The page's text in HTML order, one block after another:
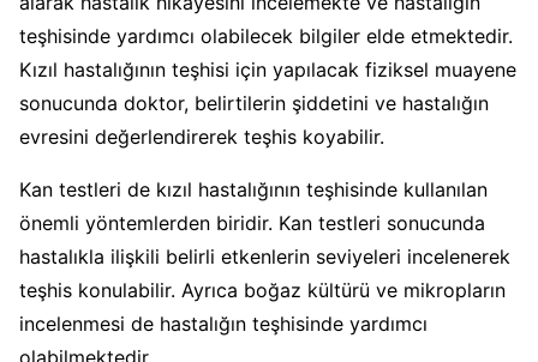
teşhisinde yardımcı olabilecek bilgiler elde etmektedir.
Kızıl hastalığının teşhisi için yapılacak fiziksel muayene
sonucunda doktor, belirtilerin şiddetini ve hastalığın
evresini değerlendirerek teşhis koyabilir.
Kan testleri de kızıl hastalığının teşhisinde kullanılan
önemli yöntemlerden biridir. Kan testleri sonucunda
hastalıkla ilişkili belirli etkenlerin seviyeleri incelenerek
teşhis konulabilir. Ayrıca boğaz kültürü ve mikropların
incelenmesi de hastalığın teşhisinde yardımcı